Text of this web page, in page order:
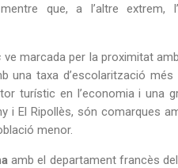
que, a l’altre extrem,
ve marcada per la proximitat
una taxa d’escolarització
turístic en l’economia i una
i El Ripollès, són comarques
menor.
amb el departament francès